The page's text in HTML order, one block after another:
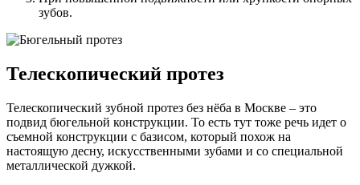
зубов.
Телескопический протез
Телескопический зубной протез без нёба в Москве – это
подвид бюгельной конструкции. То есть тут тоже речь идет о
съемной конструкции с базисом, который похож на
настоящую десну, искусственными зубами и со специальной
металлической дужкой.